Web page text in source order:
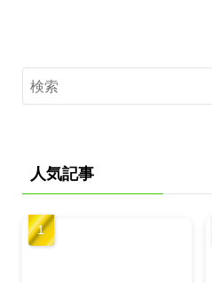
人気記事